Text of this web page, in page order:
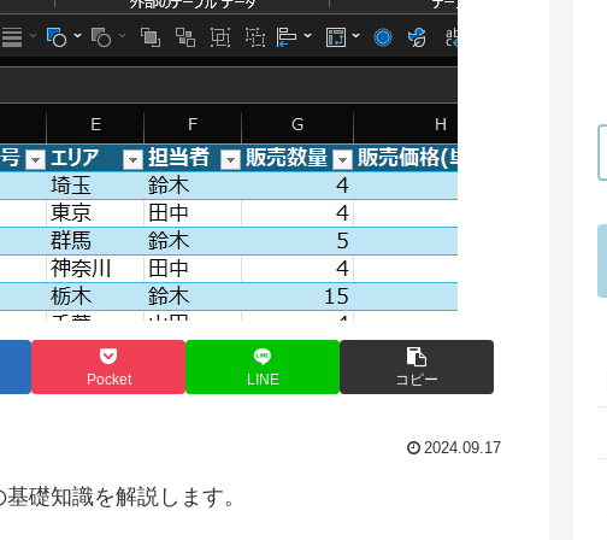
Pocket LINE コピー
2024.09.17
礎知識を解説します。